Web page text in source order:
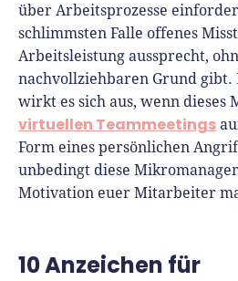
über Arbeitsprozesse
schlimmsten Falle offenes
Arbeitsleistung aussprecht,
nachvollziehbaren Grund gibt.
wirkt es sich aus, wenn dieses
virtuellen Teammeetings
Form eines persönlichen
unbedingt diese
Motivation euer Mitarbeiter
10 Anzeichen für